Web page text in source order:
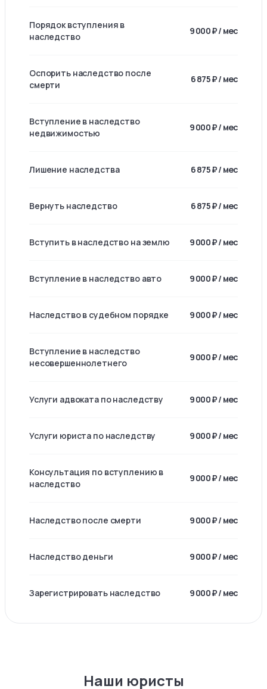
Порядок вступления в
наследство
9 000 ₽ / мес
Оспорить наследство после
смерти
6 875 ₽ / мес
Вступление в наследство
недвижимостью
9 000 ₽ / мес
Лишение наследства 6 875 ₽ / мес
Вернуть наследство 6 875 ₽ / мес
Вступить в наследство на землю 9 000 ₽ / мес
Вступление в наследство авто 9 000 ₽ / мес
Наследство в судебном порядке 9 000 ₽ / мес
Вступление в наследство
несовершеннолетнего
9 000 ₽ / мес
Услуги адвоката по наследству 9 000 ₽ / мес
Услуги юриста по наследству 9 000 ₽ / мес
Консультация по вступлению в
наследство
9 000 ₽ / мес
Наследство после смерти 9 000 ₽ / мес
Наследство деньги 9 000 ₽ / мес
Зарегистрировать наследство 9 000 ₽ / мес
Наши юристы